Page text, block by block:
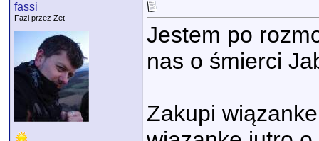
fassi
Fazi przez Zet
Jestem po
nas o śmierci
Zakupi